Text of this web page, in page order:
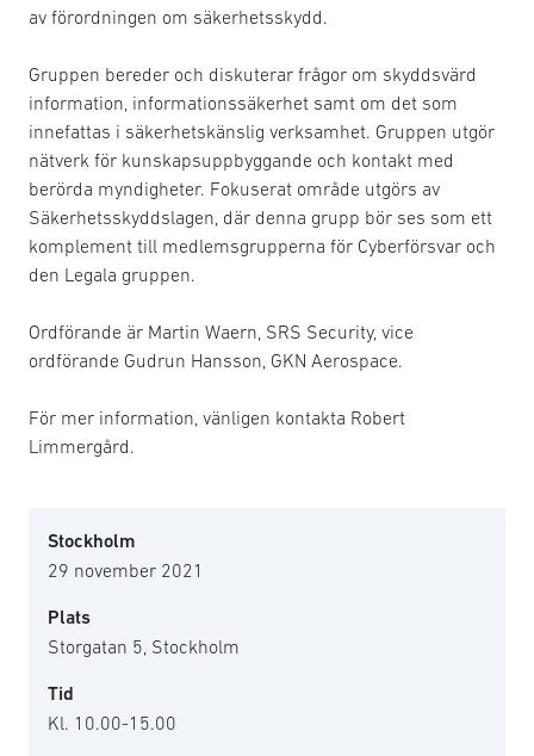
av förordningen om säkerhetsskydd.
Gruppen bereder och diskuterar frågor om skyddsvärd
information, informationssäkerhet samt om det som
innefattas i säkerhetskänslig verksamhet. Gruppen utgör
nätverk för kunskapsuppbyggande och kontakt med
berörda myndigheter. Fokuserat område utgörs av
Säkerhetsskyddslagen, där denna grupp bör ses som ett
komplement till medlemsgrupperna för Cyberförsvar och
den Legala gruppen.
Ordförande är Martin Waern, SRS Security, vice
ordförande Gudrun Hansson, GKN Aerospace.
För mer information, vänligen kontakta Robert
Limmergård.
Stockholm
29 november 2021
Plats
Storgatan 5, Stockholm
Tid
Kl. 10.00-15.00